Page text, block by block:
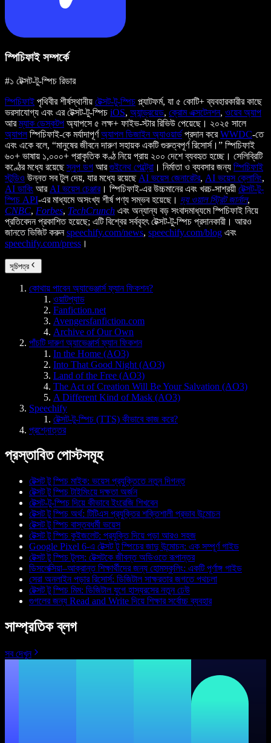
স্পিচিফাই সম্পর্কে
#১ টেক্সট-টু-স্পিচ রিডার
স্পিচিফাই পৃথিবীর শীর্ষস্থানীয় টেক্সট-টু-স্পিচ প্ল্যাটফর্ম, যা ৫ কোটি+ ব্যবহারকারীর কাছে
ভরসাযোগ্য এবং এর টেক্সট-টু-স্পিচ iOS, অ্যান্ড্রয়েড, ক্রোম এক্সটেনশন, ওয়েব অ্যাপ
আরম্যাক ডেস্কটপ অ্যাপসে ৫ লক্ষ+ ফাইভ-স্টার রিভিউ পেয়েছে। ২০২৫ সালে
অ্যাপলস্পিচিফাই-কে মর্যাদাপূর্ণঅ্যাপল ডিজাইন অ্যাওয়ার্ড প্রদান করেWWDC-তে
এবং একে বলে, “মানুষের জীবনে দারুণ সহায়ক একটি গুরুত্বপূর্ণ রিসোর্স।” স্পিচিফাই
৬০+ ভাষায় ১,০০০+ প্রাকৃতিক কণ্ঠ নিয়ে প্রায় ২০০ দেশে ব্যবহৃত হচ্ছে। সেলিব্রিটি
কণ্ঠের মধ্যে রয়েছেস্নুপ ডগ আরগুইনেথ পেল্ট্রো । নির্মাতা ও ব্যবসার জন্য স্পিচিফাই
স্টুডিও উন্নত সব টুল দেয়, যার মধ্যে রয়েছে AI ভয়েস জেনারেটর, AI ভয়েস ক্লোনিং,
AI ডাবিং আর AI ভয়েস চেঞ্জার। স্পিচিফাই-এর উচ্চমানের এবং খরচ-সাশ্রয়ী টেক্সট-টু-
স্পিচ API-এর মাধ্যমে অসংখ্য শীর্ষ পণ্য সম্ভব হয়েছে। দ্য ওয়াল স্ট্রিট জার্নাল,
CNBC, Forbes, TechCrunch এবং অন্যান্য বড় সংবাদমাধ্যমে স্পিচিফাই নিয়ে
প্রতিবেদন প্রকাশিত হয়েছে; এটি বিশ্বের সর্ববৃহৎ টেক্সট-টু-স্পিচ প্রদানকারী। আরও
জানতে ভিজিট করুনspeechify.com/news, speechify.com/blog এবং
speechify.com/press ।
সূচিপত্র
কোথায় পাবেন অ্যাভেঞ্জার্স ফ্যান ফিকশন?
ওয়াটপ্যাড
Fanfiction.net
Avengersfanfiction.com
Archive of Our Own
পাঁচটি দারুণ অ্যাভেঞ্জার্স ফ্যান ফিকশন
In the Home (AO3)
Into That Good Night (AO3)
Land of the Free (AO3)
The Act of Creation Will Be Your Salvation (AO3)
A Different Kind of Mask (AO3)
Speechify
টেক্সট-টু-স্পিচ (TTS) কীভাবে কাজ করে?
প্রশ্নোত্তর
প্রস্তাবিত পোস্টসমূহ
টেক্সট টু স্পিচ মাইক: ভয়েস প্রযুক্তিতে নতুন দিগন্ত
টেক্সট টু স্পিচ টাইমিংয়ে দক্ষতা অর্জন
টেক্সট-টু-স্পিচ দিয়ে কীভাবে ইংরেজি শিখবেন
টেক্সট টু স্পিচ অর্থ: টিটিএস প্রযুক্তির শক্তিশালী প্রভাব উন্মোচন
টেক্সট টু স্পিচ বাস্তবধর্মী ভয়েস
টেক্সট টু স্পিচ কুইজলেট: প্রযুক্তি দিয়ে পড়া আরও সহজ
Google Pixel 6-এ টেক্সট টু স্পিচের জাদু উন্মোচন: এক সম্পূর্ণ গাইড
টেক্সট টু স্পিচ টুলস: টেক্সটকে জীবন্ত অডিওতে রূপান্তর
ডিসলেক্সিয়া–আক্রান্ত শিক্ষার্থীদের জন্য হোমস্কুলিং: একটি পূর্ণাঙ্গ গাইড
সেরা অনলাইন পড়ার রিসোর্স: ডিজিটাল সাক্ষরতার জগতে পথচলা
টেক্সট টু স্পিচ মিম: ডিজিটাল যুগে হাস্যরসের নতুন ঢেউ
গুগলের জন্য Read and Write দিয়ে শিক্ষার সর্বোচ্চ ব্যবহার
সাম্প্রতিক ব্লগ
সব দেখুন